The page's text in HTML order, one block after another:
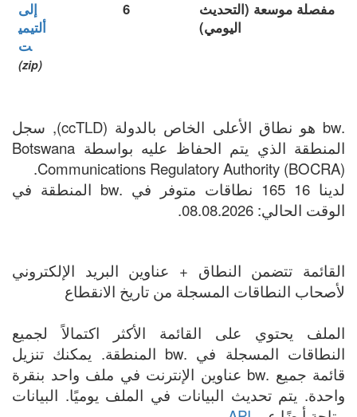
مفصلة موسعة (التحديث
اليومي)
6
إلى
ألتيمي
ت
(zip)
.bw هو نطاق الأعلى الخاص بالدولة (ccTLD), سجل
المنطقة الذي يتم الحفاظ عليه بواسطة Botswana
Communications Regulatory Authority (BOCRA).
لدينا 16 165 نطاقات متوفر في .bw المنطقة في
الوقت الحالي: 08.08.2026.
القائمة تتضمن النطاق + عناوين البريد الإلكتروني
لأصحاب النطاقات المسجلة من تاريخ الانقطاع
الملف يحتوي على القائمة الأكثر اكتمالاً لجميع
النطاقات المسجلة في .bw المنطقة. يمكنك تنزيل
قائمة جميع .bw عناوين الإنترنت في ملف واحد بنقرة
واحدة. يتم تحديث البيانات في الملف يوميًا. البيانات